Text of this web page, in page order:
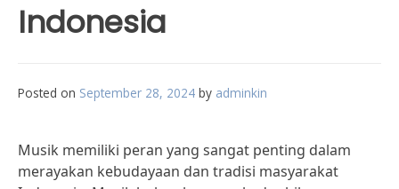
Indonesia
Posted on September 28, 2024 by adminkin
Musik memiliki peran yang sangat penting dalam
merayakan kebudayaan dan tradisi masyarakat